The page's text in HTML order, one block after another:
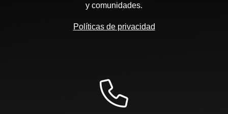
y comunidades.
Políticas de privacidad